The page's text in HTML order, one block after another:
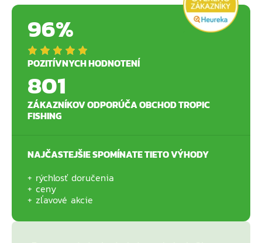
96%
POZITÍVNYCH HODNOTENÍ
801
ZÁKAZNÍKOV ODPORÚČA OBCHOD TROPIC
FISHING
NAJČASTEJŠIE SPOMÍNATE TIETO VÝHODY
rýchlosť doručenia
ceny
zľavové akcie